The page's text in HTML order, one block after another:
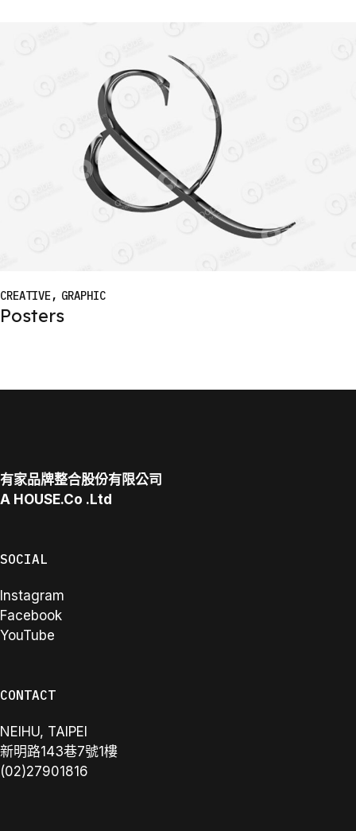
CREATIVE GRAPHIC
Posters
有家品牌整合股份有限公司
A HOUSE.Co .Ltd
SOCIAL
Instagram
Facebook
YouTube
CONTACT
NEIHU, TAIPEI
新明路143巷7號1樓
(02)27901816